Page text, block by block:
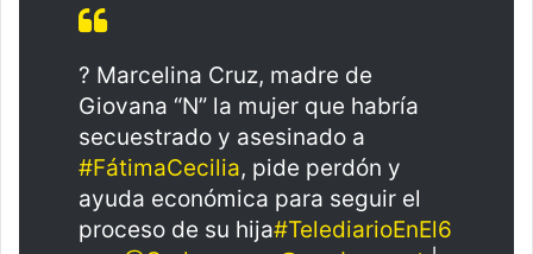
? Marcelina Cruz, madre de
Giovana “N” la mujer que habría
secuestrado y asesinado a
#FátimaCecilia, pide perdón y
ayuda económica para seguir el
proceso de su hija#TelediarioEnEl6